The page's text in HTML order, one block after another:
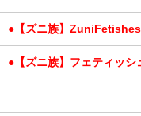
●【ズニ族】
●【ズニ族】フェティッシ